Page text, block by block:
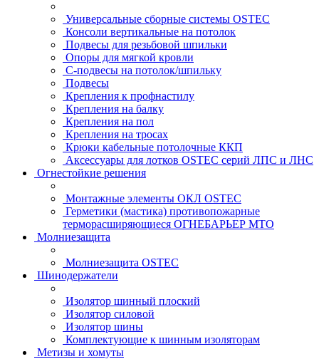
Универсальные сборные системы OSTEC
Консоли вертикальные на потолок
Подвесы для резьбовой шпильки
Опоры для мягкой кровли
С-подвесы на потолок/шпильку
Подвесы
Крепления к профнастилу
Крепления на балку
Крепления на пол
Крепления на тросах
Крюки кабельные потолочные ККП
Аксессуары для лотков OSTEC серий ЛПС и ЛНС
Огнестойкие решения
Монтажные элементы ОКЛ OSTEC
Герметики (мастика) противопожарные
терморасширяющиеся ОГНЕБАРЬЕР МТО
Молниезащита
Молниезащита OSTEC
Шинодержатели
Изолятор шинный плоский
Изолятор силовой
Изолятор шины
Комплектующие к шинным изоляторам
Метизы и хомуты